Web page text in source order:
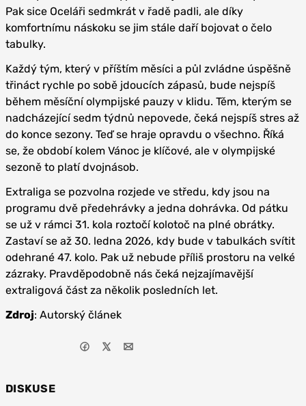
Pak sice Oceláři sedmkrát v řadě padli, ale díky
komfortnímu náskoku se jim stále daří bojovat o čelo
tabulky.
Každý tým, který v příštím měsíci a půl zvládne úspěšně
třináct rychle po sobě jdoucích zápasů, bude nejspíš
během měsíční olympijské pauzy v klidu. Těm, kterým se
nadcházející sedm týdnů nepovede, čeká nejspíš stres až
do konce sezony. Teď se hraje opravdu o všechno. Říká
se, že období kolem Vánoc je klíčové, ale v olympijské
sezoně to platí dvojnásob.
Extraliga se pozvolna rozjede ve středu, kdy jsou na
programu dvě předehrávky a jedna dohrávka. Od pátku
se už v rámci 31. kola roztočí kolotoč na plné obrátky.
Zastaví se až 30. ledna 2026, kdy bude v tabulkách svítit
odehrané 47. kolo. Pak už nebude příliš prostoru na velké
zázraky. Pravděpodobně nás čeká nejzajímavější
extraligová část za několik posledních let.
Zdroj: Autorský článek
DISKUSE